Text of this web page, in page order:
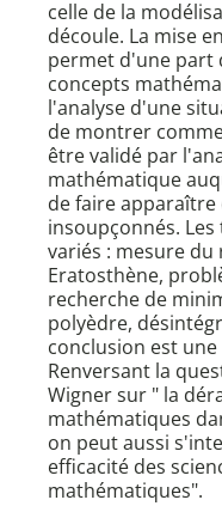
celle de la
découle. La mise
permet d'une part
concepts
l'analyse d'une
de montrer
être validé par
mathématique
de faire
insoupçonnés.
variés : mesure
Eratosthène,
recherche de
polyèdre,
conclusion est
Renversant la
Wigner sur " la
mathématiques
on peut aussi
efficacité des
mathématiques".